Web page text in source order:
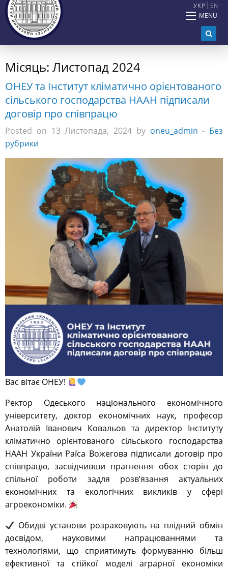
УКР EN
MENU
Місяць: Листопад 2024
ОНЕУ та Інститут кліматично орієнтованого
сільського господарства НААН підписали
договір про співпрацю
Posted on 13 Листопада, 2024 by oneu_admin - Без
рубрики
Вас вітає ОНЕУ!
Ректор Одеського національного економічного
університету, доктор економічних наук, професор
Анатолій Іванович Ковальов та директор Інституту
кліматично орієнтованого сільського господарства
НААН України Раїса Вожегова підписали договір про
співпрацю, засвідчивши прагнення обох сторін до
спільної роботи задля розв’язання актуальних
економічних та екологічних викликів у сфері
агроекономіки.
Обидві установи розраховують на плідний обмін
досвідом, науковими напрацюваннями та
технологіями, що сприятимуть формуванню більш
ефективної та стійкої моделі аграрної економіки